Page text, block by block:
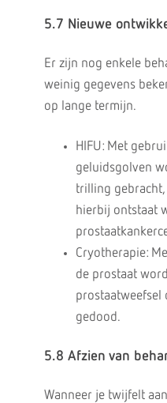
5.7 Nieuwe
Er zijn nog enkele
weinig gegevens
op lange termijn.
HIFU: Met
geluidsgolven
trilling
hierbij ontstaat
Cryotherapie:
de prostaat
prostaatweefsel
gedood.
5.8 Afzien van
Wanneer je twijfelt